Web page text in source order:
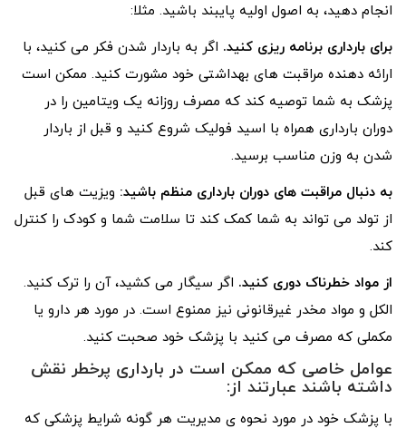
انجام دهید، به اصول اولیه پایبند باشید. مثلا:
برای بارداری برنامه ریزی کنید. اگر به باردار شدن فکر می کنید، با
ارائه دهنده مراقبت های بهداشتی خود مشورت کنید. ممکن است
پزشک به شما توصیه کند که مصرف روزانه یک ویتامین را در
دوران بارداری همراه با اسید فولیک شروع کنید و قبل از باردار
شدن به وزن مناسب برسید.
به دنبال مراقبت های دوران بارداری منظم باشید: ویزیت های قبل
از تولد می تواند به شما کمک کند تا سلامت شما و کودک را کنترل
کند.
از مواد خطرناک دوری کنید. اگر سیگار می کشید، آن را ترک کنید.
الکل و مواد مخدر غیرقانونی نیز ممنوع است. در مورد هر دارو یا
مکملی که مصرف می کنید با پزشک خود صحبت کنید.
عوامل خاصی که ممکن است در بارداری پرخطر نقش
داشته باشند عبارتند از:
با پزشک خود در مورد نحوه ی مدیریت هر گونه شرایط پزشکی که